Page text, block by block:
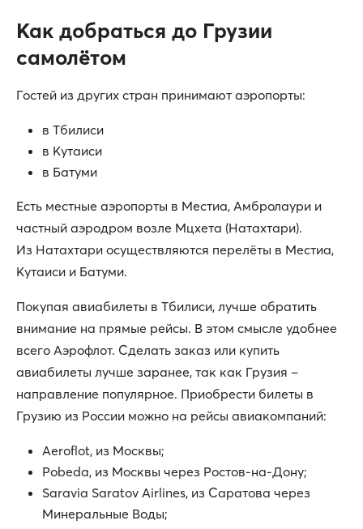
Как добраться до Грузии
самолётом
Гостей из других стран принимают аэропорты:
в Тбилиси
в Кутаиси
в Батуми
Есть местные аэропорты в Местиа, Амбролаури и
частный аэродром возле Мцхета (Натахтари).
Из Натахтари осуществляются перелёты в Местиа,
Кутаиси и Батуми.
Покупая авиабилеты в Тбилиси, лучше обратить
внимание на прямые рейсы. В этом смысле удобнее
всего Аэрофлот. Сделать заказ или купить
авиабилеты лучше заранее, так как Грузия –
направление популярное. Приобрести билеты в
Грузию из России можно на рейсы авиакомпаний:
Aeroflot, из Москвы;
Pobeda, из Москвы через Ростов-на-Дону;
Saravia Saratov Airlines, из Саратова через
Минеральные Воды;